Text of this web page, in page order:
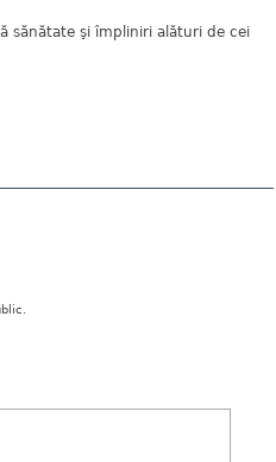
sănătate şi împliniri alături de cei